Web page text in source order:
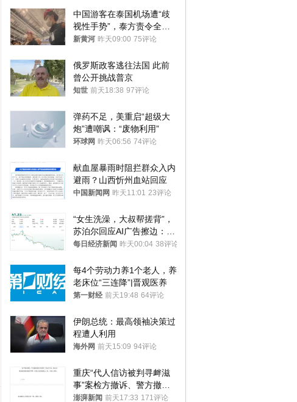
中国游客在泰国机场遭“歧
视性手势”，泰方责令全面
调查，对责任人采取最严厉
新黄河 昨天09:00 75评论
俄罗斯政客逃往法国 此前
曾公开挑战普京
知世 前天18:38 97评论
弹药不足，美重启“超级大
炮”遭嘲讽：“废物利用”
环球网 昨天06:56 74评论
献血屋暴雨时阻拦群众入内
避雨？山西忻州血站回应
中国新闻网 昨天11:01 23评论
“女生洗澡，大叔帮搓背”，
苏泊尔回应AI广告擦边：视
频全下架，已强化内容管理
每日经济新闻 昨天00:04 38评论
每4个劳动力养1个老人，养
老床位“三连降”|晋观医养
第一财经 前天19:48 64评论
伊朗总统：最高领袖决策过
程遭人利用
海外网 前天15:09 94评论
重庆“代人信访被判寻衅滋
事”案检方撤诉、警方撤
案，两被告人获国赔
澎湃新闻 前天17:33 171评论